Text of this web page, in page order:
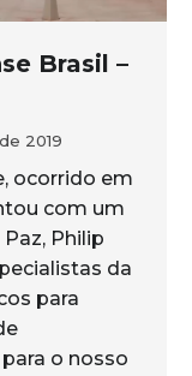
Brasil –
2019
ocorrido em
com um
Philip
da
para
o nosso